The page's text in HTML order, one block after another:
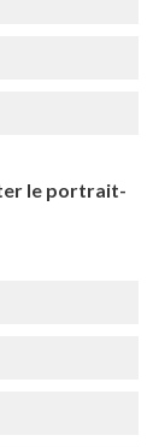
le portrait-